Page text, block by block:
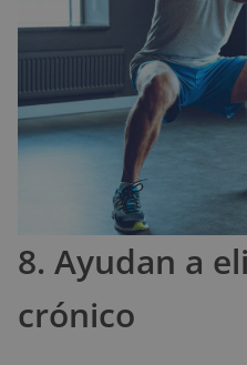
8. Ayudan a
crónico